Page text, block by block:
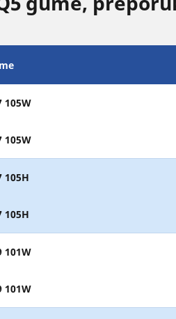
105W
105W
105H
105H
101W
101W